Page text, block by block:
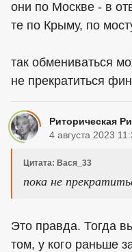
они по Москве - в
те по Крыму, по
так обмениваться
не прекратиться
Риторическая
4 августа 2023
Цитата: Вася_33
пока не
Это правда. Тогда
том, у кого раньше